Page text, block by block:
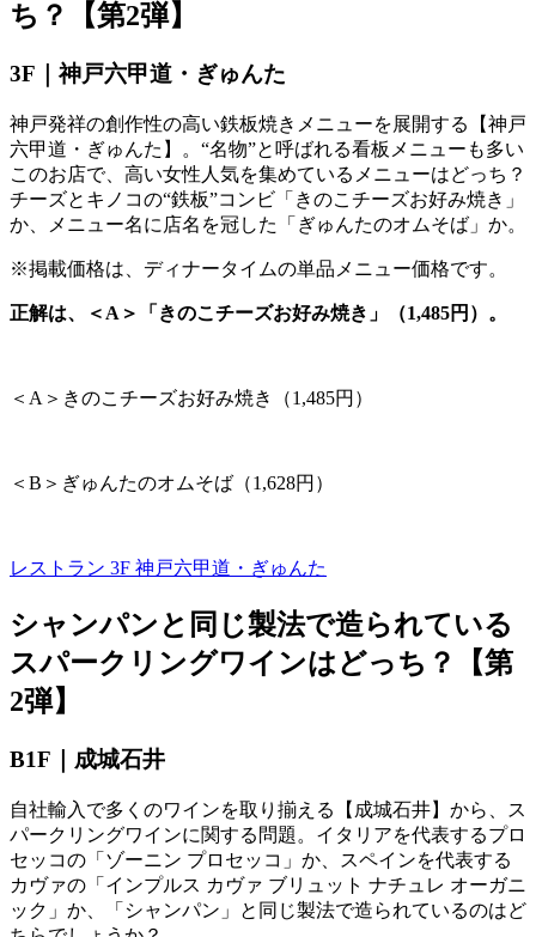
ち？【第2弾】
3F｜神戸六甲道・ぎゅんた
神戸発祥の創作性の高い鉄板焼きメニューを展開する【神戸
六甲道・ぎゅんた】。“名物”と呼ばれる看板メニューも多い
このお店で、高い女性人気を集めているメニューはどっち？
チーズとキノコの“鉄板”コンビ「きのこチーズお好み焼き」
か、メニュー名に店名を冠した「ぎゅんたのオムそば」か。
※掲載価格は、ディナータイムの単品メニュー価格です。
正解は、＜A＞「きのこチーズお好み焼き」（1,485円）。
＜ A ＞きのこチーズお好み焼き（1,485円）
＜ B ＞ぎゅんたのオムそば（1,628円）
レストラン 3F 神戸六甲道・ぎゅんた
シャンパンと同じ製法で造られている
スパークリングワインはどっち？【第
2弾】
B1F｜成城石井
自社輸入で多くのワインを取り揃える【成城石井】から、ス
パークリングワインに関する問題。イタリアを代表するプロ
セッコの「ゾーニン プロセッコ」か、スペインを代表する
カヴァの「インプルス カヴァ ブリュット ナチュレ オーガニ
ック」か、「シャンパン」と同じ製法で造られているのはど